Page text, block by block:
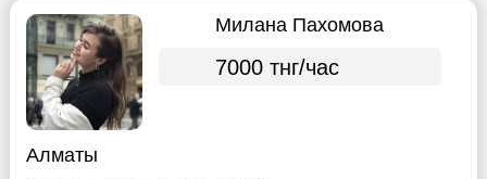
Милана Пахомова
7000 тнг/час
Алматы